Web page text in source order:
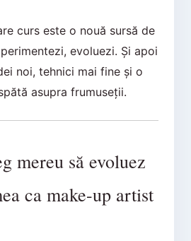
curs este o nouă sursă de
evoluezi. Și apoi
noi, tehnici mai fine și o
asupra frumuseții.
mereu să evoluez
ca make-up artist